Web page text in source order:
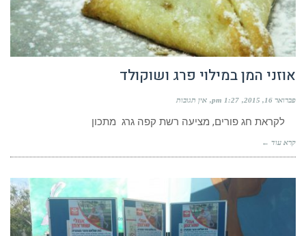
אוזני המן במילוי פרג ושוקולד
פברואר 16, 2015 1:27 pm אין תגובות
לקראת חג פורים, מציעה רשת קפה גרג מתכון
קרא עוד ←